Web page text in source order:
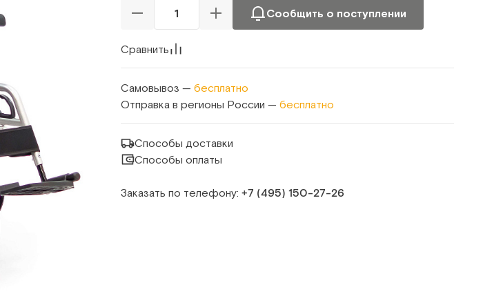
Сообщить о поступлении
Сравнить
Самовывоз — бесплатно
Отправка в регионы России — бесплатно
Способы доставки
Способы оплаты
Заказать по телефону: +7 (495) 150‑27‑26